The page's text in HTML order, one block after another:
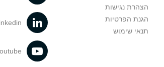
הצהרת נגישות
הגנת הפרטיות
תנאי שימוש